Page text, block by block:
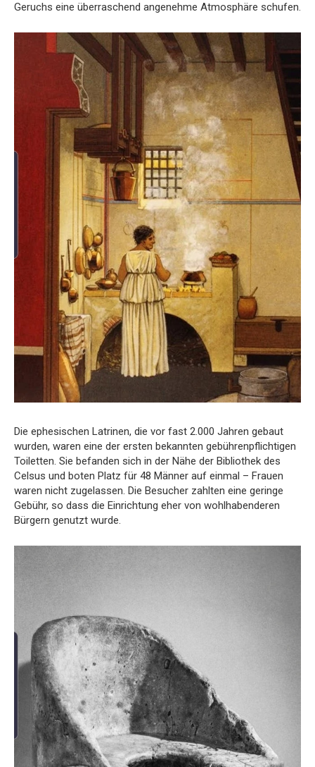
Geruchs eine überraschend angenehme Atmosphäre schufen.
Die ephesischen Latrinen, die vor fast 2.000 Jahren gebaut
wurden, waren eine der ersten bekannten gebührenpflichtigen
Toiletten. Sie befanden sich in der Nähe der Bibliothek des
Celsus und boten Platz für 48 Männer auf einmal – Frauen
waren nicht zugelassen. Die Besucher zahlten eine geringe
Gebühr, so dass die Einrichtung eher von wohlhabenderen
Bürgern genutzt wurde.